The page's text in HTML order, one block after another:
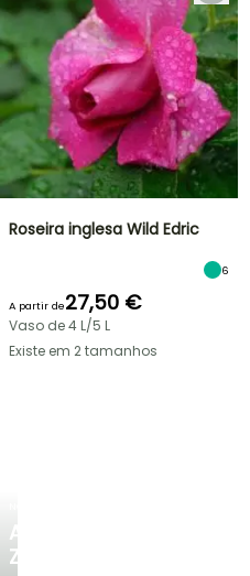
AGAPANTHUS
ZAMBEZI
Roseira inglesa Wild Edric
6
A partir de27,50 €
Vaso de 4 L/5 L
Existe em 2 tamanhos